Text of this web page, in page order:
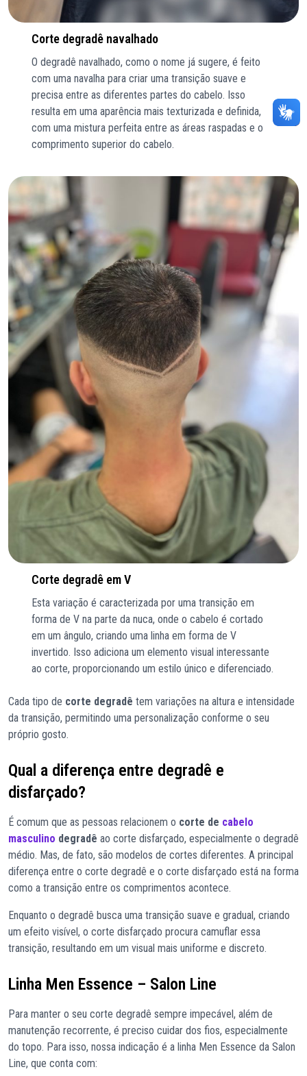
Corte degradê navalhado
O degradê navalhado, como o nome já sugere, é feito
com uma navalha para criar uma transição suave e
precisa entre as diferentes partes do cabelo. Isso
resulta em uma aparência mais texturizada e definida,
com uma mistura perfeita entre as áreas raspadas e o
comprimento superior do cabelo.
Corte degradê em V
Esta variação é caracterizada por uma transição em
forma de V na parte da nuca, onde o cabelo é cortado
em um ângulo, criando uma linha em forma de V
invertido. Isso adiciona um elemento visual interessante
ao corte, proporcionando um estilo único e diferenciado.
Cada tipo de corte degradê tem variações na altura e intensidade
da transição, permitindo uma personalização conforme o seu
próprio gosto.
Qual a diferença entre degradê e
disfarçado?
É comum que as pessoas relacionem o corte de cabelo
masculino degradê ao corte disfarçado, especialmente o degradê
médio. Mas, de fato, são modelos de cortes diferentes. A principal
diferença entre o corte degradê e o corte disfarçado está na forma
como a transição entre os comprimentos acontece.
Enquanto o degradê busca uma transição suave e gradual, criando
um efeito visível, o corte disfarçado procura camuflar essa
transição, resultando em um visual mais uniforme e discreto.
Linha Men Essence – Salon Line
Para manter o seu corte degradê sempre impecável, além de
manutenção recorrente, é preciso cuidar dos fios, especialmente
do topo. Para isso, nossa indicação é a linha Men Essence da Salon
Line, que conta com: